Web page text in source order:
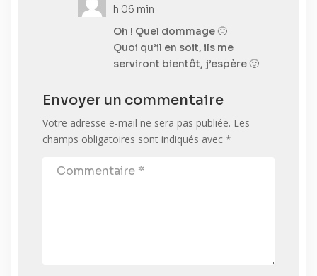
h 06 min
Oh ! Quel dommage 🙁
Quoi qu’il en soit, ils me
serviront bientôt, j’espère 🙂
Envoyer un commentaire
Votre adresse e-mail ne sera pas publiée. Les
champs obligatoires sont indiqués avec *